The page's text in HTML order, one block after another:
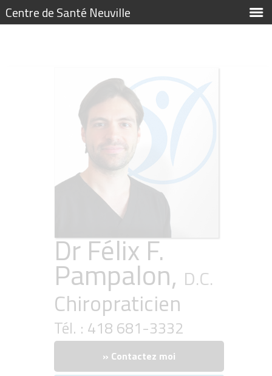
Centre de Santé Neuville
Dr Félix F.
Pampalon, D.C.
Chiropraticien
Tél. : 418 681-3332
» Contactez moi